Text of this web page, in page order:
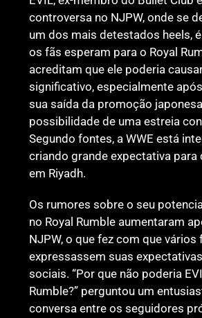
controversa no NJPW, onde se
um dos mais detestados heels,
os fãs esperam para o Royal
acreditam que ele poderia
significativo, especialmente
sua saída da promoção
possibilidade de uma estreia
Segundo fontes, a WWE está
criando grande expectativa para
em Riyadh.
Os rumores sobre o seu
no Royal Rumble aumentaram
NJPW, o que fez com que vários
expressassem suas
sociais. “Por que não poderia
Rumble?” perguntou um
conversa entre os seguidores